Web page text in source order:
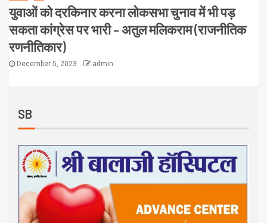
युवाओं को दरकिनार करना लोकसभा चुनाव में भी पड़
सकता कांग्रेस पर भारी – अतुल मलिकराम (राजनीतिक
रणनीतिकार)
December 5, 2023 admin
SB